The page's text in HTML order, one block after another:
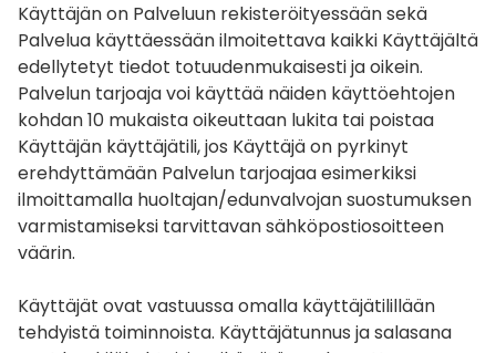
Käyttäjän on Palveluun rekisteröityessään sekä
Palvelua käyttäessään ilmoitettava kaikki Käyttäjältä
edellytetyt tiedot totuudenmukaisesti ja oikein.
Palvelun tarjoaja voi käyttää näiden käyttöehtojen
kohdan 10 mukaista oikeuttaan lukita tai poistaa
Käyttäjän käyttäjätili, jos Käyttäjä on pyrkinyt
erehdyttämään Palvelun tarjoajaa esimerkiksi
ilmoittamalla huoltajan/edunvalvojan suostumuksen
varmistamiseksi tarvittavan sähköpostiosoitteen
väärin.
Käyttäjät ovat vastuussa omalla käyttäjätilillään
tehdyistä toiminnoista. Käyttäjätunnus ja salasana